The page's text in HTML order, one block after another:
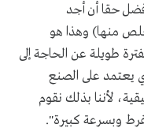
حقا أن أجد
منها) وهذا هو
طويلة عن الحاجة إلى
يعتمد على الصنع
لأننا بذلك نقوم
وبسرعة كبيرة".